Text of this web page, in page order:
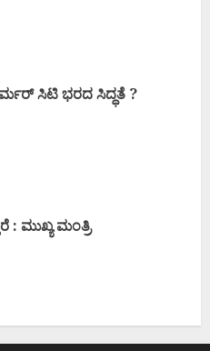
ಸಿಟಿ ಭರದ ಸಿದ್ಧತೆ ?
: ಮುಖ್ಯ ಮಂತ್ರಿ